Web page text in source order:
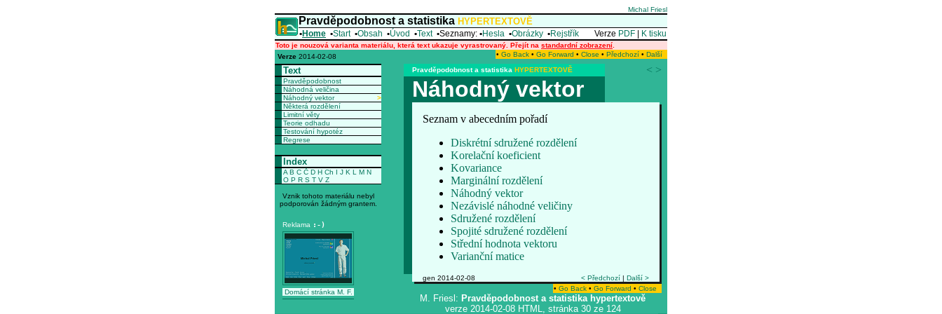
Michal Friesl
Pravděpodobnost a statistika HYPERTEXTOVĚ
•Home •Start •Obsah •Úvod •Text •Seznamy: •Hesla •Obrázky •Rejstřík Verze PDF K tisku
Toto je nouzová varianta materiálu, která text ukazuje vyrastrovaný. Přejít na standardní zobrazení
• Go Back • Go Forward • Close • Předchozí • Další
Verze 2014-02-08
Text
Pravděpodobnost
Náhodná veličina
Náhodný vektor
>
Některá rozdělení
Limitní věty
Teorie odhadu
Testování hypotéz
Regrese
Index
A B C Č D H Ch I J K L M N
O P R S T V Z
Vznik tohoto materiálu nebyl
podporován žádným grantem.
Reklama :-)
Domácí stránka M. F.
Pravděpodobnost a statistika HYPERTEXTOVĚ < >
Náhodný vektor
Seznam v abecedním pořadí
Diskrétní sdružené rozdělení
Korelační koeficient
Kovariance
Marginální rozdělení
Náhodný vektor
Nezávislé náhodné veličiny
Sdružené rozdělení
Spojité sdružené rozdělení
Střední hodnota vektoru
Varianční matice
gen 2014-02-08 < Předchozí | Další >
• Go Back • Go Forward • Close
M. Friesl: Pravděpodobnost a statistika hypertextově
verze 2014-02-08 HTML, stránka 30 ze 124